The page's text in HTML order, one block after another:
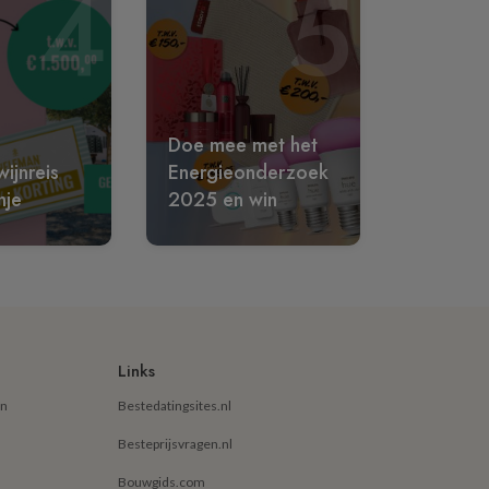
4 5
Doe mee met het
Energieonderzoek
2025 en win
Links
Bestedatingsites.nl
Besteprijsvragen.nl
Bouwgids.com